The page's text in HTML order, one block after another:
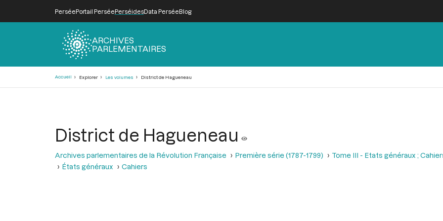
PerséePortail PerséePerséidesData PerséeBlog
ARCHIVES
PARLEMENTAIRES
Accueil Explorer Les volumes District de Hagueneau
District de Hagueneau
Archives parlementaires de la Révolution Française Première série (1787-1799)
Tome III - Etats généraux ;
États généraux
Cahiers